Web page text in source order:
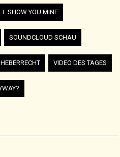
SHOW YOU MINE
SOUNDCLOUD SCHAU
VIDEO DES TAGES